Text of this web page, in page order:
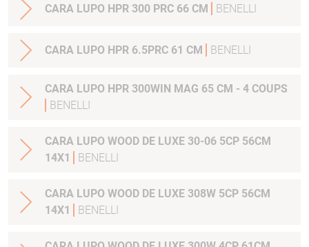
CARA LUPO HPR 300 PRC 66 CM BENELLI
CARA LUPO HPR 6.5PRC 61 CM BENELLI
CARA LUPO HPR 300WIN MAG 65 CM - 4 COUPS
BENELLI
CARA LUPO WOOD DE LUXE 30-06 5CP 56CM
14X1
BENELLI
CARA LUPO WOOD DE LUXE 308W 5CP 56CM
14X1
BENELLI